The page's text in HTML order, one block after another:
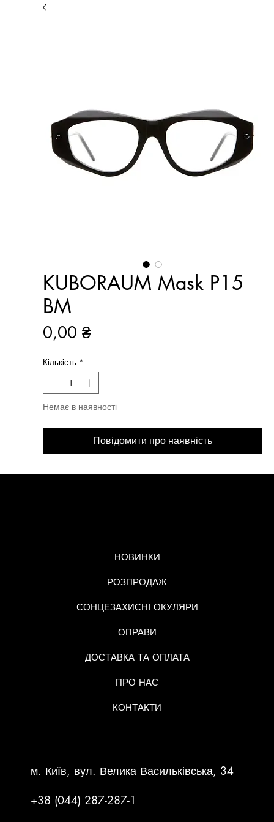
KUBORAUM Mask P15
BM
0,00 ₴Ціна
Кількість *
Немає в наявності
Повідомити про наявність
м. Київ, вул. Велика Васильківська, 34
+38 (044) 287-287-1
НОВИНКИ
РОЗПРОДАЖ
СОНЦЕЗАХИСНІ ОКУЛЯРИ
ОПРАВИ
ДОСТАВКА ТА ОПЛАТА
ПРО НАС
КОНТАКТИ